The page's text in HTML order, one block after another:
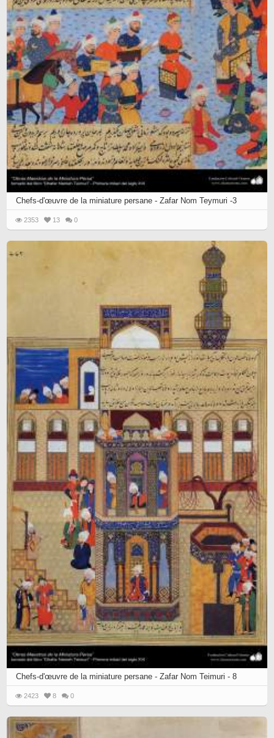
Chefs-d'œuvre de la miniature persane - Zafar Nom Teymuri -3
2353 13 0
Chefs-d'œuvre de la miniature persane - Zafar Nom Teimuri - 8
2423 8 0